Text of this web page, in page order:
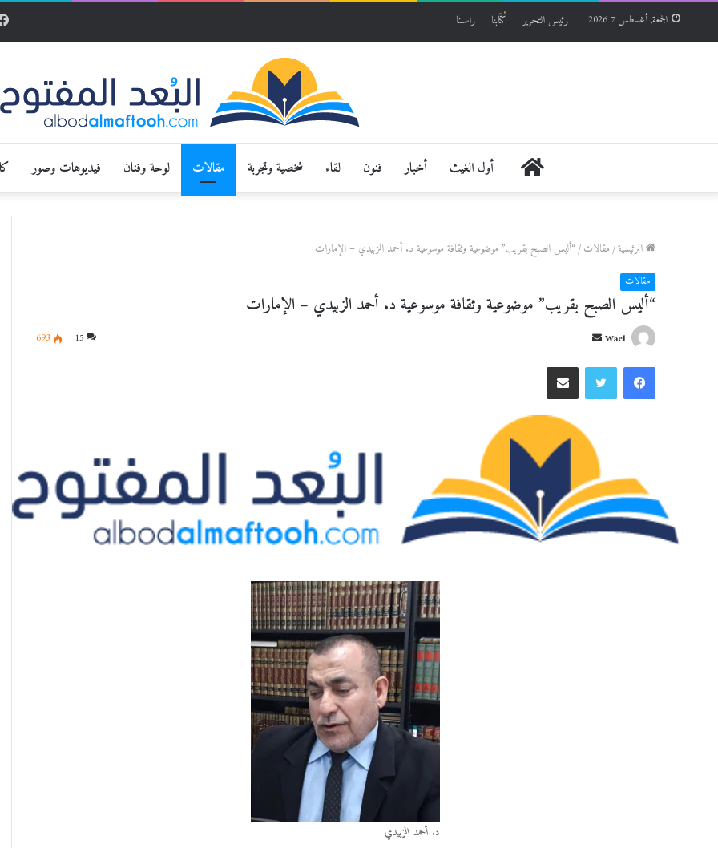
الجمعة, أغسطس 7 2026 رئيس التحرير كُتّابنا راسلنا
الرئيسيةأول الغيث أخبار فنون لقاء شخصية وتجربة مقالات لوحة وفنان فيديوهات وصور
الرئيسية/مقالات/“أليس الصبح بقريب” موضوعية وثقافة موسوعية د. أحمد الزبيدي – الإمارات
مقالات
“أليس الصبح بقريب” موضوعية وثقافة موسوعية د. أحمد الزبيدي – الإمارات
Wael
ل
ر
ا
إ
ل
15
693
فيسبوك
د. أحمد الزبيدي